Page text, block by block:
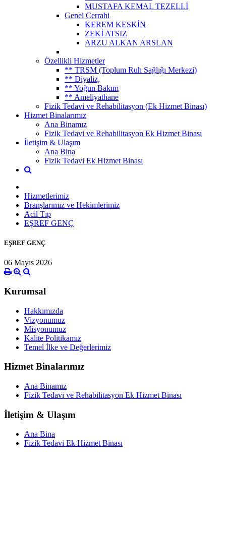
MUSTAFA KEMAL TEZELLİ
Genel Cerrahi
KEREM KESKİN
ZEKİ ATSIZ
ARZU ALKAN ARSLAN
Özellikli Hizmetler
** TRSM (Toplum Ruh Sağlığı Merkezi)
** Diyaliz,
** Yoğun Bakım
** Ameliyathane
Fizik Tedavi ve Rehabilitasyon (Ek Hizmet Binası)
Hizmet Binalarımız
Ana Binamız
Fizik Tedavi ve Rehabilitasyon Ek Hizmet Binası
İletişim & Ulaşım
Ana Bina
Fizik Tedavi Ek Hizmet Binası
Hizmetlerimiz
Branşlarımız ve Hekimlerimiz
Acil Tıp
EŞREF GENÇ
EŞREF GENÇ
06 Mayıs 2026
Kurumsal
Hakkımızda
Vizyonumuz
Misyonumuz
Kalite Politikamız
Temel İlke ve Değerlerimiz
Hizmet Binalarımız
Ana Binamız
Fizik Tedavi ve Rehabilitasyon Ek Hizmet Binası
İletişim & Ulaşım
Ana Bina
Fizik Tedavi Ek Hizmet Binası